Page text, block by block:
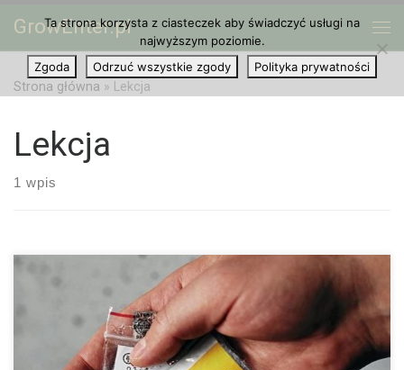
Przejdź do treści
GrowEnter.pl
Strona główna » Lekcja
Lekcja
1 wpis
Ministerstwo Edukacji Narodowej planuje organizację lekcji
przeznaczonych dla rodziców na temat dopalaczy. Główną ideą
Ta strona korzysta z ciasteczek aby świadczyć usługi na
najwyższym poziomie.
Zgoda
Odrzuć wszystkie zgody Polityka prywatności